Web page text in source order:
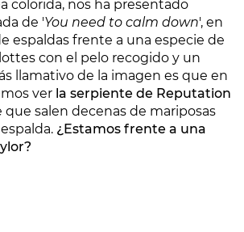
colorida, nos ha presentado
de 'You need to calm down', en
espaldas frente a una especie de
con el pelo recogido y un
llamativo de la imagen es que en
ver la serpiente de Reputation
que salen decenas de mariposas
¿Estamos frente a una